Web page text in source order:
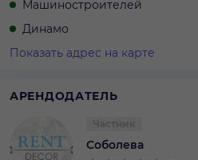
Машиностроителей
Динамо
Показать адрес на карте
АРЕНДОДАТЕЛЬ
Соболева